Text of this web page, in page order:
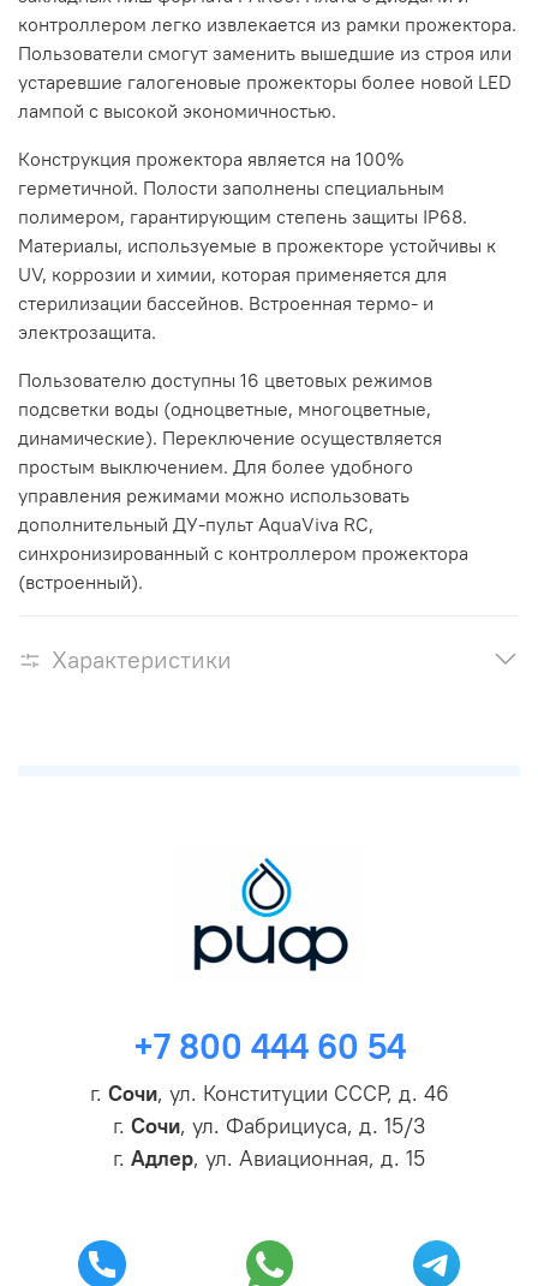
контроллером легко извлекается из рамки прожектора.
Пользователи смогут заменить вышедшие из строя или
устаревшие галогеновые прожекторы более новой LED
лампой с высокой экономичностью.
Конструкция прожектора является на 100%
герметичной. Полости заполнены специальным
полимером, гарантирующим степень защиты IP68.
Материалы, используемые в прожекторе устойчивы к
UV, коррозии и химии, которая применяется для
стерилизации бассейнов. Встроенная термо- и
электрозащита.
Пользователю доступны 16 цветовых режимов
подсветки воды (одноцветные, многоцветные,
динамические). Переключение осуществляется
простым выключением. Для более удобного
управления режимами можно использовать
дополнительный ДУ-пульт AquaViva RC,
синхронизированный с контроллером прожектора
(встроенный).
Характеристики
+7 800 444 60 54
г. Сочи, ул. Конституции СССР, д. 46
г. Сочи, ул. Фабрициуса, д. 15/3
г. Адлер, ул. Авиационная, д. 15